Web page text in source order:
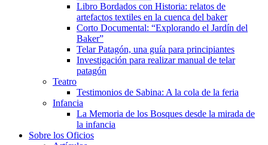
Libro Bordados con Historia: relatos de
artefactos textiles en la cuenca del baker
Corto Documental: “Explorando el Jardín del
Baker”
Telar Patagón, una guía para principiantes
Investigación para realizar manual de telar
patagón
Teatro
Testimonios de Sabina: A la cola de la feria
Infancia
La Memoria de los Bosques desde la mirada de
la infancia
Sobre los Oficios